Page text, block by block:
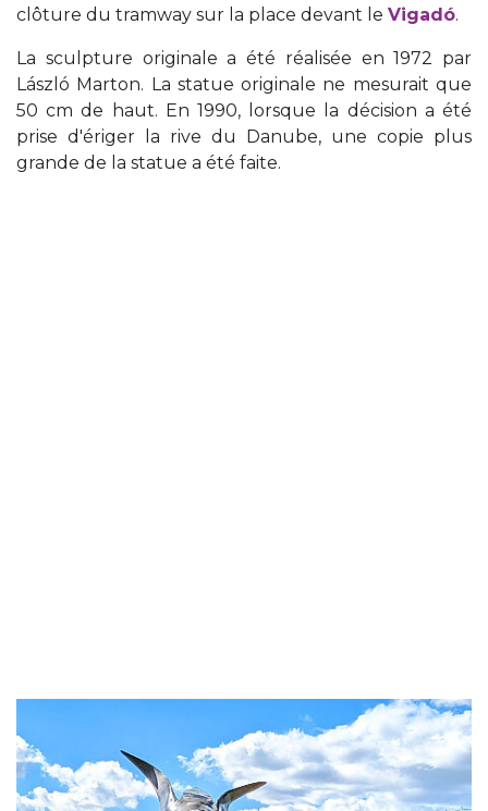
clôture du tramway sur la place devant le Vigadó.
La sculpture originale a été réalisée en 1972 par
László Marton. La statue originale ne mesurait que
50 cm de haut. En 1990, lorsque la décision a été
prise d'ériger la rive du Danube, une copie plus
grande de la statue a été faite.